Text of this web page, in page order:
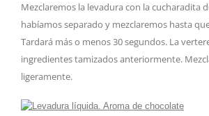
Mezclaremos la levadura con la cucharadita
habíamos separado y mezclaremos hasta
Tardará más o menos 30 segundos. La
ingredientes tamizados anteriormente.
ligeramente.